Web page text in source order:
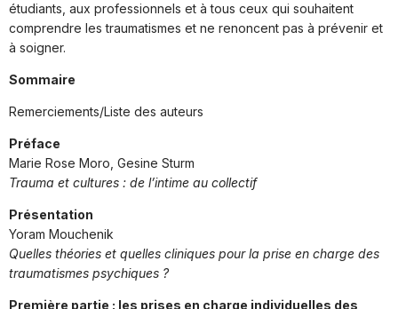
étudiants, aux professionnels et à tous ceux qui souhaitent
comprendre les traumatismes et ne renoncent pas à prévenir et
à soigner.
Sommaire
Remerciements/Liste des auteurs
Préface
Marie Rose Moro, Gesine Sturm
Trauma et cultures : de l’intime au collectif
Présentation
Yoram Mouchenik
Quelles théories et quelles cliniques pour la prise en charge des
traumatismes psychiques ?
Première partie : les prises en charge individuelles des